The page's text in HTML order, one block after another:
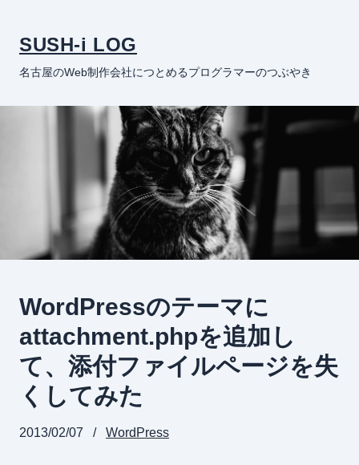
SUSH-i LOG
名古屋のWeb制作会社につとめるプログラマーのつぶやき
WordPressのテーマに
attachment.phpを追加し
て、添付ファイルページを失
くしてみた
2013/02/07 WordPress